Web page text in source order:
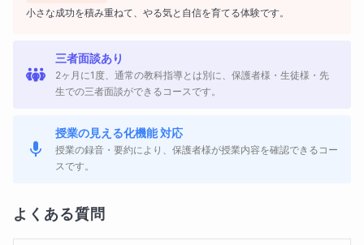
・理科に苦手意識があり、どこから立て直せばいいかわか
・単元ごとの知識はあるが、問題になると正答率が安定し
・家庭学習の進め方まで含めてサポートしてほしい
・わかりやすく、丁寧に説明してくれる先生を探している
授業の進め方
小さな成功を積み重ねて、やる気と自信を育てる体験です。
三者面談あり
2ヶ月に1度、通常の教科指導とは別に、保護者様・生徒様・先
生での三者面談ができるコースです。
授業の見える化機能 対応
授業の録音・要約により、保護者様が授業内容を確認できるコー
スです。
よくある質問